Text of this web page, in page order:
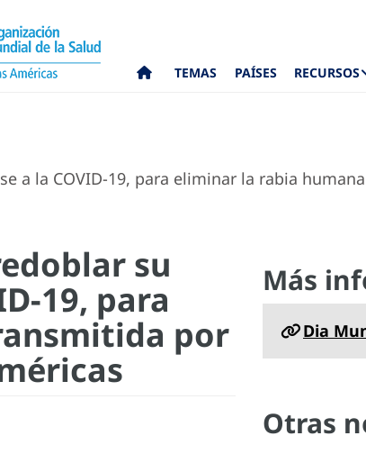
TEMAS PAÍSES RECURSOS
a la COVID-19, para eliminar la rabia
su
19, para
por
Más
Dia
Otras